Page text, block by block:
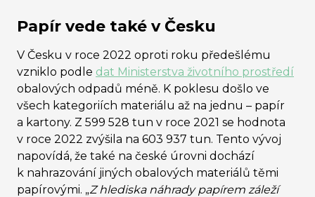
Papír vede také v Česku
V Česku v roce 2022 oproti roku předešlému
vzniklo podle dat Ministerstva životního prostředí
obalových odpadů méně. K poklesu došlo ve
všech kategoriích materiálu až na jednu – papír
a kartony. Z 599 528 tun v roce 2021 se hodnota
v roce 2022 zvýšila na 603 937 tun. Tento vývoj
napovídá, že také na české úrovni dochází
k nahrazování jiných obalových materiálů těmi
papírovými. „Z hlediska náhrady papírem záleží